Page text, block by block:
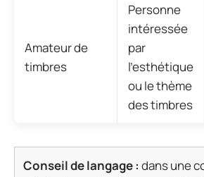
Amateur de
timbres
Personne
intéressée
par
l’esthétique
ou le thème
des timbres
Conseil de langage : dans une